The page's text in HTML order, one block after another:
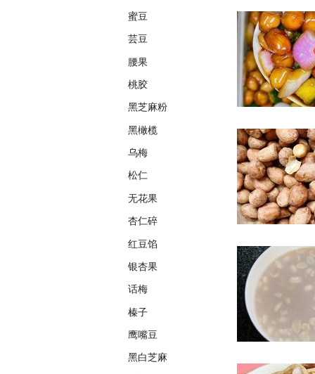
蜜豆
芸豆
腰果
桃胶
黑芝麻粉
黑橄榄
乌梅
松仁
无花果
杏仁碎
红豆馅
银杏果
话梅
榛子
鹰嘴豆
黑白芝麻